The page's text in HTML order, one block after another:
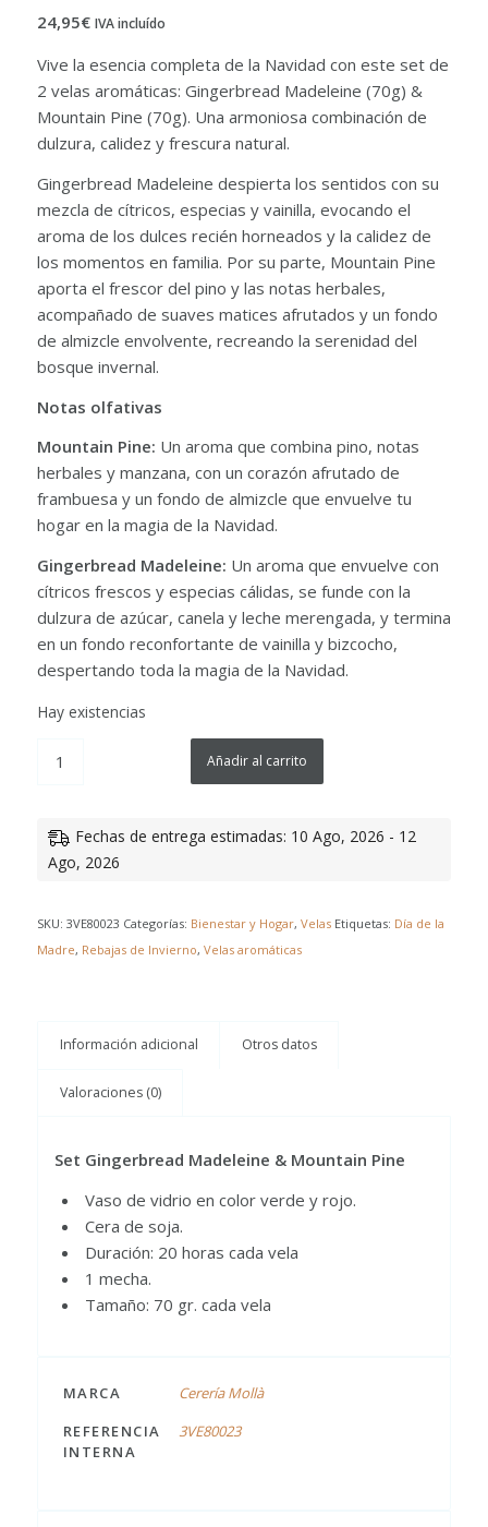
24,95€ IVA incluído
Vive la esencia completa de la Navidad con este set de
2 velas aromáticas: Gingerbread Madeleine (70g) &
Mountain Pine (70g). Una armoniosa combinación de
dulzura, calidez y frescura natural.
Gingerbread Madeleine despierta los sentidos con su
mezcla de cítricos, especias y vainilla, evocando el
aroma de los dulces recién horneados y la calidez de
los momentos en familia. Por su parte, Mountain Pine
aporta el frescor del pino y las notas herbales,
acompañado de suaves matices afrutados y un fondo
de almizcle envolvente, recreando la serenidad del
bosque invernal.
Notas olfativas
Mountain Pine: Un aroma que combina pino, notas
herbales y manzana, con un corazón afrutado de
frambuesa y un fondo de almizcle que envuelve tu
hogar en la magia de la Navidad.
Gingerbread Madeleine: Un aroma que envuelve con
cítricos frescos y especias cálidas, se funde con la
dulzura de azúcar, canela y leche merengada, y termina
en un fondo reconfortante de vainilla y bizcocho,
despertando toda la magia de la Navidad.
Hay existencias
Añadir al carrito
Fechas de entrega estimadas: 10 Ago, 2026 - 12
Ago, 2026
SKU: 3VE80023 Categorías: Bienestar y Hogar, Velas Etiquetas: Día de la
Madre, Rebajas de Invierno, Velas aromáticas
Información adicional Otros datos
Valoraciones (0)
Set Gingerbread Madeleine & Mountain Pine
Vaso de vidrio en color verde y rojo.
Cera de soja.
Duración: 20 horas cada vela
1 mecha.
Tamaño: 70 gr. cada vela
MARCA
Cerería Mollà
REFERENCIA
INTERNA
3VE80023